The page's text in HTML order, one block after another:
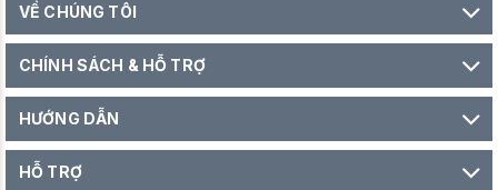
VỀ CHÚNG TÔI
CHÍNH SÁCH & HỖ TRỢ
HƯỚNG DẪN
HỖ TRỢ